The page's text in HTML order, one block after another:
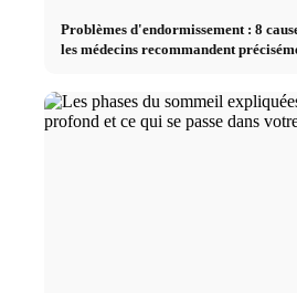
Problèmes d'endormissement : 8
les médecins recommandent